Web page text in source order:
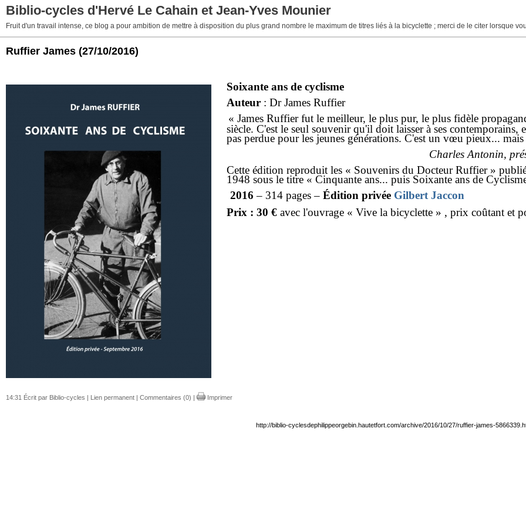
Biblio-cycles d'Hervé Le Cahain et Jean-Yves Mounier
Fruit d'un travail intense, ce blog a pour ambition de mettre à disposition du plus grand nombre le maximum de titres liés à la bicyclette ; merci de le citer lorsque
Ruffier James (27/10/2016)
Soixante ans de cyclisme
Auteur : Dr James Ruffier
« James Ruffier fut le meilleur, le plus pur, le plus fidèle
siècle. C'est le seul souvenir qu'il doit laisser à ses
pas perdue pour les jeunes générations. C'est un vœu pieux...
Charles Antonin,
Cette édition reproduit les « Souvenirs du Docteur Ruffier »
1948 sous le titre « Cinquante ans... puis Soixante ans de
2016 – 314 pages –Édition privée Gilbert Jaccon
Prix :30 € avec l'ouvrage « Vive la bicyclette » , prix coûtant et
14:31 Écrit par Biblio-cycles | Lien permanent | Commentaires (0) | Imprimer
http://biblio-cyclesdephilippeorgebin.hautetfort.com/archive/2016/10/27/ruffier-james-